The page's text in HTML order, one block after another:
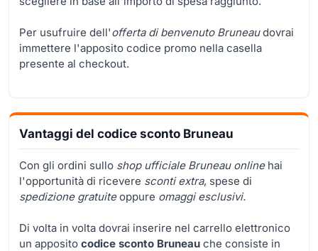
Per usufruire dell'offerta di benvenuto Bruneaudovrai
immettere l'apposito codice promo nella casella
presente al checkout.
Vantaggi del codice sconto Bruneau
Con gli ordini sullo shop ufficiale Bruneau onlinehai
l'opportunità di ricevere sconti extra, spese di
spedizione gratuiteoppure omaggi esclusivi.
Di volta in volta dovrai inserire nel carrello elettronico
un apposito codice sconto Bruneau che consiste in